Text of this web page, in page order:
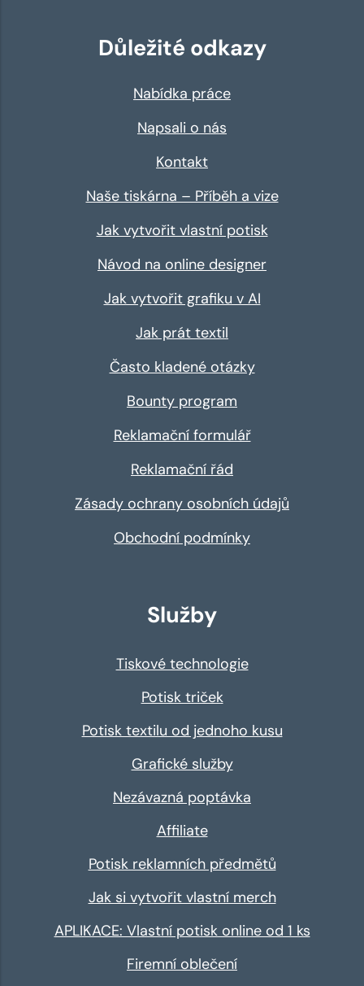
Důležité odkazy
Nabídka práce
Napsali o nás
Kontakt
Naše tiskárna – Příběh a vize
Jak vytvořit vlastní potisk
Návod na online designer
Jak vytvořit grafiku v AI
Jak prát textil
Často kladené otázky
Bounty program
Reklamační formulář
Reklamační řád
Zásady ochrany osobních údajů
Obchodní podmínky
Služby
Tiskové technologie
Potisk triček
Potisk textilu od jednoho kusu
Grafické služby
Nezávazná poptávka
Affiliate
Potisk reklamních předmětů
Jak si vytvořit vlastní merch
APLIKACE: Vlastní potisk online od 1 ks
Firemní oblečení